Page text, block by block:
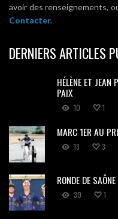
avoir des renseignements,
Contacter.
DERNIERS ARTICLES
HÉLÈNE ET
PAIX
10 1
MARC 1ER AU
13 3
RONDE DE
30 1